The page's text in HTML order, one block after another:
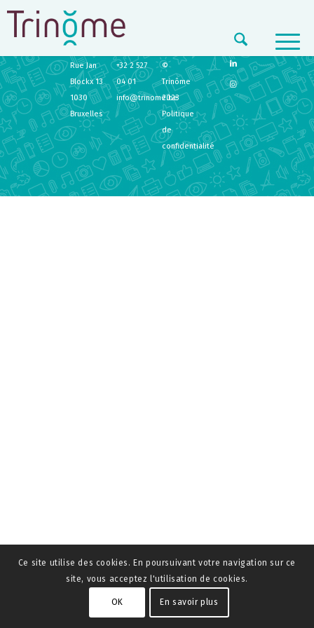
TRINÔME
Rue Jan
Blockx 13
1030
Bruxelles
+32 2 527
04 01
info@trinome.be
©
Trinôme
2023
Politique
de
confidentialité
Ce site utilise des cookies. En poursuivant votre navigation sur ce
site, vous acceptez l'utilisation de cookies.
OK En savoir plus